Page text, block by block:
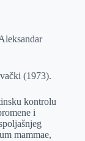
(1973).
kontrolu
i
mammae,